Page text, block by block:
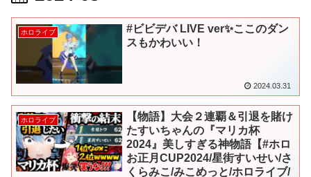
ホロライブ
#ビビデバ LIVE ver✨ここのダン
スもかわいい！
2024.03.31
ホロライブ
【物語】大会２連覇＆引退を賭け
たすいちゃんの『マリカ杯
2024』美しすぎる神物語【#ホロ
お正月CUP2024/星街すいせい/さ
くらみこ/みこめっと/ホロライブ/